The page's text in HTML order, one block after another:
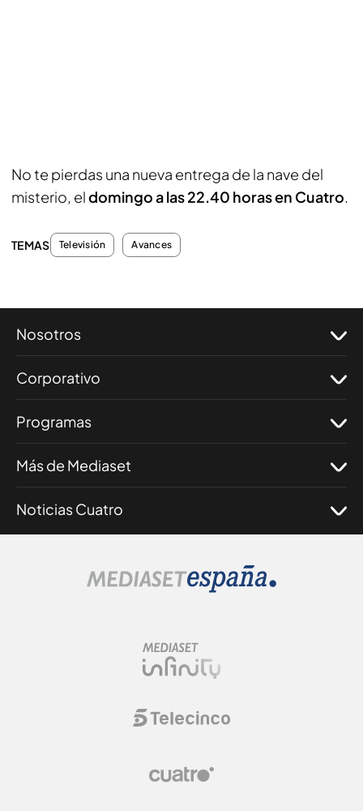
No te pierdas una nueva entrega de la nave del
misterio, eldomingo a las 22.40 horas en Cuatro.
TEMAS Televisión Avances
Nosotros
Corporativo
Programas
Más de Mediaset
Noticias Cuatro